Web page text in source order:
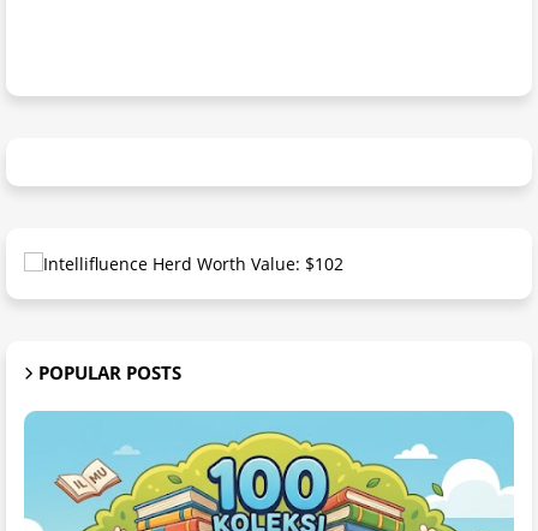
POPULAR POSTS